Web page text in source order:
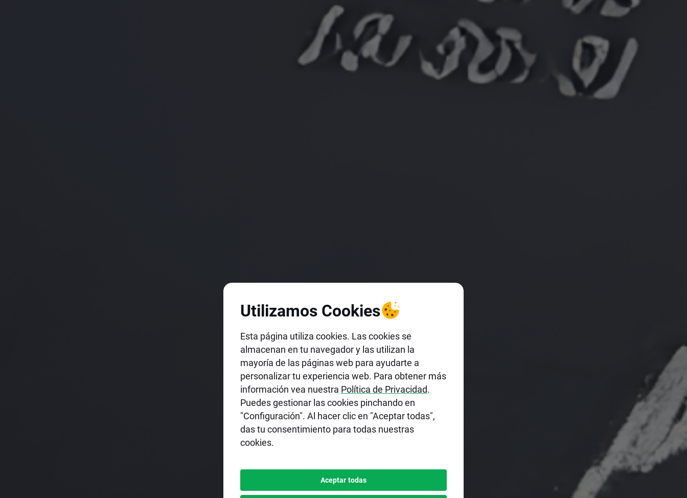
Utilizamos Cookies
Esta página utiliza cookies. Las cookies se
almacenan en tu navegador y las utilizan la
mayoría de las páginas web para ayudarte a
personalizar tu experiencia web. Para obtener más
información vea nuestra Política de Privacidad.
Puedes gestionar las cookies pinchando en
"Configuración". Al hacer clic en "Aceptar todas",
das tu consentimiento para todas nuestras
cookies.
Aceptar todas